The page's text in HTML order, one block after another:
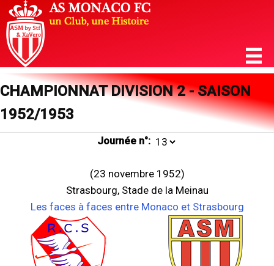
CHAMPIONNAT DIVISION 2 - SAISON
1952/1953
Journée n°:
(23 novembre 1952)
Strasbourg, Stade de la Meinau
Les faces à faces entre Monaco et Strasbourg